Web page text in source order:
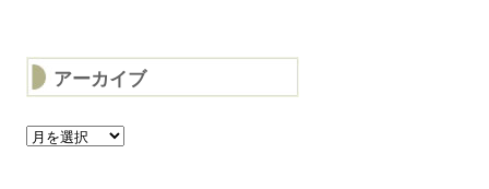
アーカイブ
ア
ー